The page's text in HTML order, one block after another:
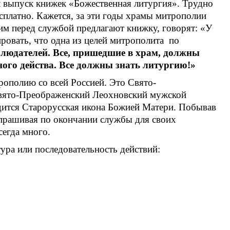
выпуск книжек «Божественная литургия». Трудно
Кажется, за эти годы храмы митрополии
перед службой предлагают книжку, говорят: «У
что одна из целей митрополита по
Все, пришедшие в храм, должны
действа. Все должны знать литургию!»
со всей Россией. Это Свято-
Преображенский Леохновский мужской
Старорусская икона Божией Матери. Побывав
по окончании службы для своих
много.
или последовательность действий: